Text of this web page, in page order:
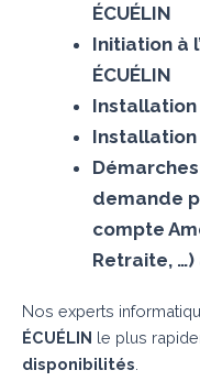
ÉCUÉLIN
Initiation à
ÉCUÉLIN
Installation
Installation
demande
compte
Retraite, …)
Nos experts
ÉCUÉLIN le plus
disponibilités.